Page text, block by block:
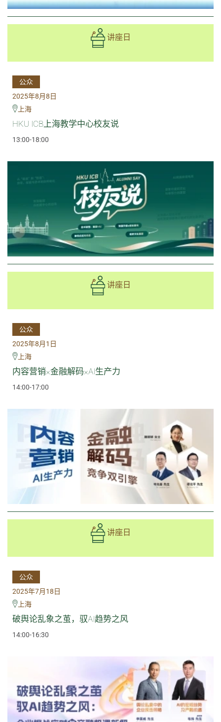
讲座日
公众
2025年8月8日
上海
HKU ICB上海教学中心校友说
13:00-18:00
讲座日
公众
2025年8月1日
上海
内容营销×金融解码×AI生产力
14:00-17:00
讲座日
公众
2025年7月18日
上海
破舆论乱象之茧，驭AI趋势之风
14:00-16:30